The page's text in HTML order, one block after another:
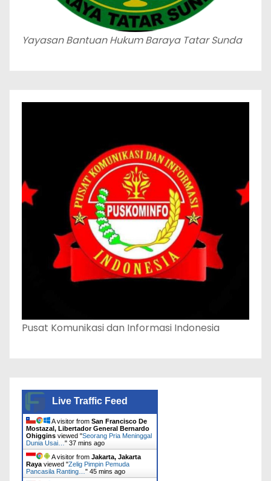
Yayasan Bantuan Hukum Baraya Tatar Sunda
Pusat Komunikasi dan Informasi Indonesia
Live Traffic Feed
A visitor from San Francisco De
Mostazal, Libertador General Bernardo
Ohiggins viewed "Seorang Pria Meninggal
Dunia Usai…" 37 mins ago
A visitor from Jakarta, Jakarta
Rayaviewed "Zelig Pimpin Pemuda
Pancasila Ranting…" 45 mins ago